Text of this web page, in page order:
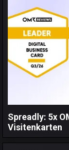
Spreadly: 5x
Visitenkarten